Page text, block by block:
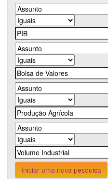
Iniciar uma nova pesquisa